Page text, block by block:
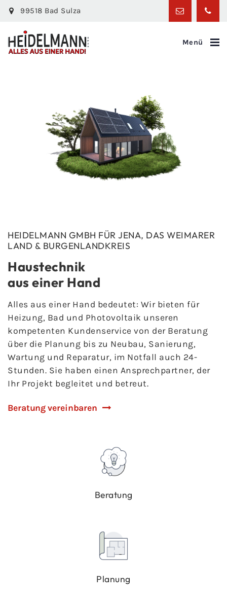
99518 Bad Sulza
HEIDELMANN GMBH FÜR JENA, DAS WEIMARER
LAND & BURGENLANDKREIS
Haustechnik
aus einer Hand
Alles aus einer Hand bedeutet: Wir bieten für
Heizung, Bad und Photovoltaik unseren
kompetenten Kundenservice von der Beratung
über die Planung bis zu Neubau, Sanierung,
Wartung und Reparatur, im Notfall auch 24-
Stunden. Sie haben einen Ansprechpartner, der
Ihr Projekt begleitet und betreut.
Beratung vereinbaren
Be­ra­tung
Pla­nung